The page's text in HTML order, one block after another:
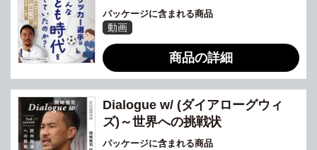
パッケージに含まれる商品
動画
商品の詳細
Dialogue w/ (ダイアローグウィ
ズ)～世界への挑戦状
パッケージに含まれる商品